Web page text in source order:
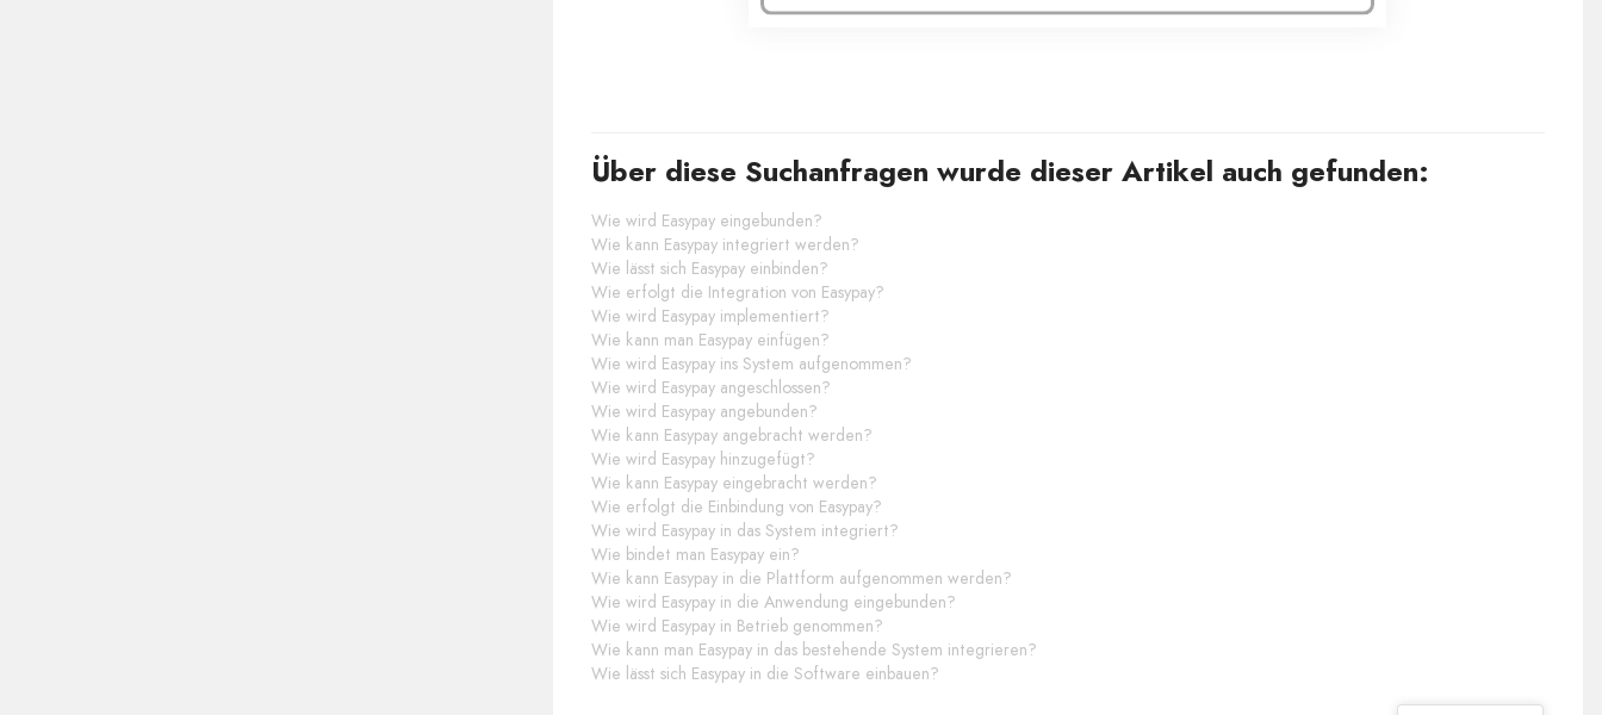
Über diese Suchanfragen wurde dieser Artikel auch gefunden:
Wie wird Easypay eingebunden?
Wie kann Easypay integriert werden?
Wie lässt sich Easypay einbinden?
Wie erfolgt die Integration von Easypay?
Wie wird Easypay implementiert?
Wie kann man Easypay einfügen?
Wie wird Easypay ins System aufgenommen?
Wie wird Easypay angeschlossen?
Wie wird Easypay angebunden?
Wie kann Easypay angebracht werden?
Wie wird Easypay hinzugefügt?
Wie kann Easypay eingebracht werden?
Wie erfolgt die Einbindung von Easypay?
Wie wird Easypay in das System integriert?
Wie bindet man Easypay ein?
Wie kann Easypay in die Plattform aufgenommen werden?
Wie wird Easypay in die Anwendung eingebunden?
Wie wird Easypay in Betrieb genommen?
Wie kann man Easypay in das bestehende System integrieren?
Wie lässt sich Easypay in die Software einbauen?